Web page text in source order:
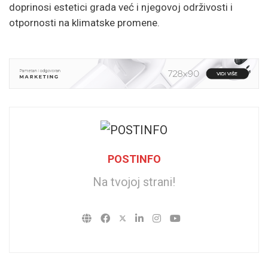
doprinosi estetici grada već i njegovoj održivosti i
otpornosti na klimatske promene.
POSTINFO
Na tvojoj strani!